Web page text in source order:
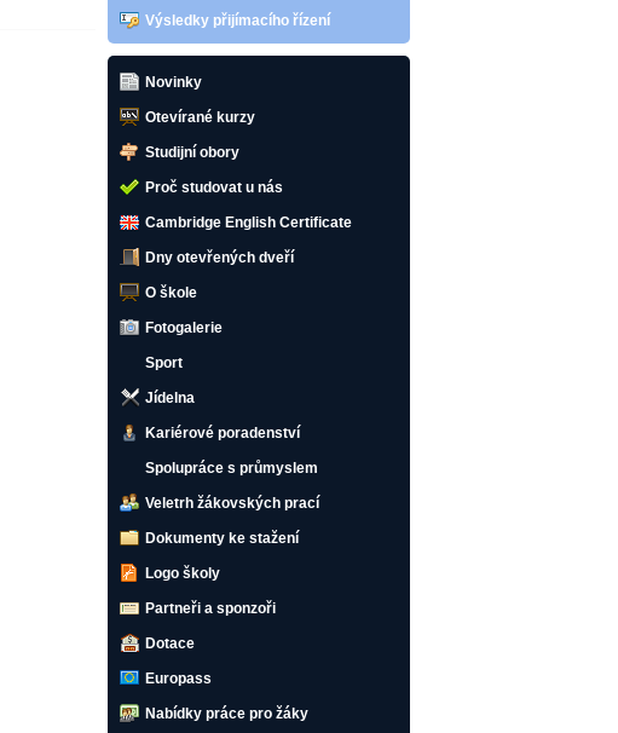
Výsledky přijímacího řízení
Novinky
Otevírané kurzy
Studijní obory
Proč studovat u nás
Cambridge English Certificate
Dny otevřených dveří
O škole
Fotogalerie
Sport
Jídelna
Kariérové poradenství
Spolupráce s průmyslem
Veletrh žákovských prací
Dokumenty ke stažení
Logo školy
Partneři a sponzoři
Dotace
Europass
Nabídky práce pro žáky